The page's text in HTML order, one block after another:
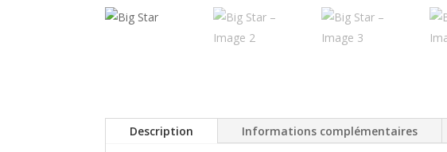
Description Informations complémentaires